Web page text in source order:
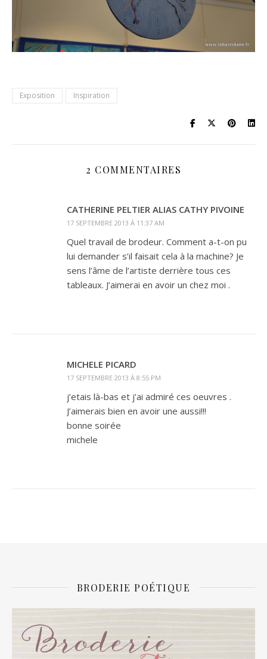
Exposition Inspiration
2 COMMENTAIRES
CATHERINE PELTIER ALIAS CATHY PIVOINE
17 SEPTEMBRE 2013 À 11:37 AM
Quel travail de brodeur. Comment a-t-on pu
lui demander s’il faisait cela à la machine? Je
sens l’âme de l’artiste derrière tous ces
tableaux. J’aimerai en avoir un chez moi .
MICHELE PICARD
17 SEPTEMBRE 2013 À 8:55 PM
j’etais là-bas et j’ai admiré ces oeuvres .
J’aimerais bien en avoir une aussi!!!
bonne soirée
michele
BRODERIE POÉTIQUE